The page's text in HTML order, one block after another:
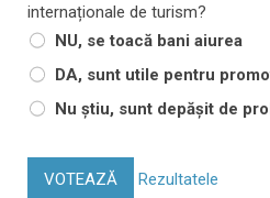
internaționale de turism?
NU, se toacă bani aiurea
DA, sunt utile pentru
Nu știu, sunt depășit de
VOTEAZĂ Rezultatele